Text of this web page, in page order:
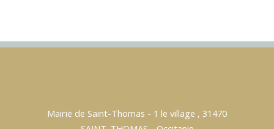
Mairie de Saint-Thomas - 1 le village , 31470